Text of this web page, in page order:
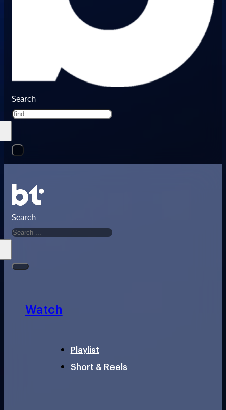
Search
Search
Watch
Playlist
Short & Reels